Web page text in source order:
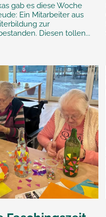
gab es diese Woche
Ein Mitarbeiter aus
zur
Diesen tollen...